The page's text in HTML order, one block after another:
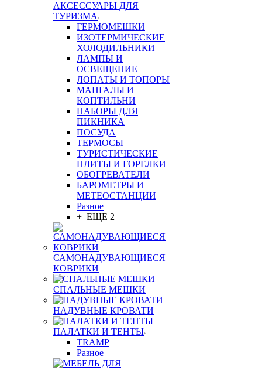
АКСЕССУАРЫ ДЛЯ
ТУРИЗМА
ГЕРМОМЕШКИ
ИЗОТЕРМИЧЕСКИЕ
ХОЛОДИЛЬНИКИ
ЛАМПЫ И
ОСВЕЩЕНИЕ
ЛОПАТЫ И ТОПОРЫ
МАНГАЛЫ И
КОПТИЛЬНИ
НАБОРЫ ДЛЯ
ПИКНИКА
ПОСУДА
ТЕРМОСЫ
ТУРИСТИЧЕСКИЕ
ПЛИТЫ И ГОРЕЛКИ
ОБОГРЕВАТЕЛИ
БАРОМЕТРЫ И
МЕТЕОСТАНЦИИ
Разное
+ ЕЩЕ 2
САМОНАДУВАЮЩИЕСЯ
КОВРИКИ
СПАЛЬНЫЕ МЕШКИ
НАДУВНЫЕ КРОВАТИ
ПАЛАТКИ И ТЕНТЫ
TRAMP
Разное